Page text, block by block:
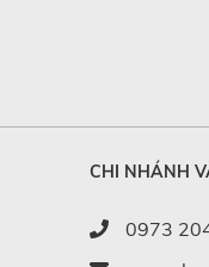
CHI NHÁNH
0973